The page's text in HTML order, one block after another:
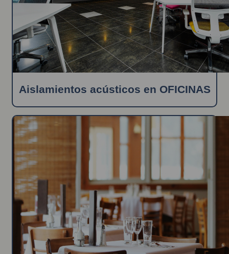
Aislamientos acústicos en OFICINAS